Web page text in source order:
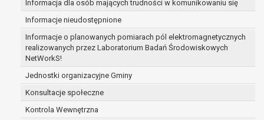
Informacja dla osób mających trudności w komunikowaniu się
Informacje nieudostępnione
Informacje o planowanych pomiarach pól elektromagnetycznych
realizowanych przez Laboratorium Badań Środowiskowych
NetWorkS!
Jednostki organizacyjne Gminy
Konsultacje społeczne
Kontrola Wewnętrzna
zabezpieczenia ewentualnych roszczeń, a w
przypadku wyrażenia zgody na przetwarzanie
danych po zakończeniu i rozliczeniu umowy, do
czasu wycofania tej zgody.
Ponadto w przypadku umów o dofinansowanie
dane osobowe od momentu pozyskania
przechowywane są przez okres wynikający z
umowy o dofinansowanie zawartej między
beneficjentem a określoną instytucją, trwałości